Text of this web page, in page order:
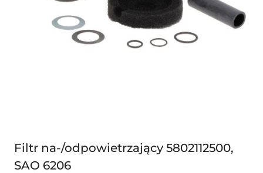
Filtr na-/odpowietrzający 5802112500,
SAO 6206